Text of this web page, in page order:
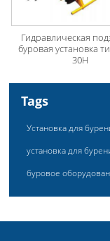
Гидравлическая
буровая установка
30H
Tags
Установка для
установка для
буровое